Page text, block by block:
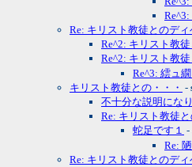
Re: キリスト教徒とのディ
Re^2: キリスト教
Re^2: キリスト教
Re^3: 繧ュ
キリスト教徒との・・・ -
不十分な説明にな
Re: キリスト教徒と
蛇足です１ -
Re:
Re: キリスト教徒とのディ